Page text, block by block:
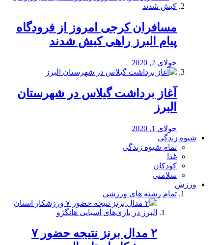
مسافران کرجی امروز از فرودگاه
پیام البرز راهی کیش شدند
جولای 2, 2020
آغاز برداشت گیلاس در شهرستان
البرز
جولای 1, 2020
شیوه زندگی
تمام شیوه زندگی
غذا
کودکان
سلامتی
ورزش
تمام رشته های ورزشی
۲ مدال برنز نتیجه حضور ۷